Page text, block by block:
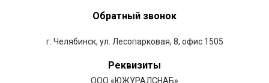
Обратный звонок
г. Челябинск, ул. Лесопарковая, 8, офис 1505
Реквизиты
ООО «ЮЖУРАЛСНАБ»